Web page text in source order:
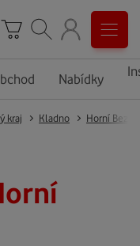
Nabídky
kraj Kladno Horní